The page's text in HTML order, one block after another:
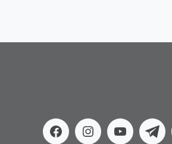
FacebookInstagram
Youtube